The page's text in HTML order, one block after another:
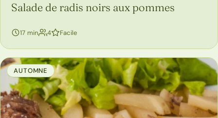
Salade de radis noirs aux pommes
17 min 4personnes
Facile
AUTOMNE